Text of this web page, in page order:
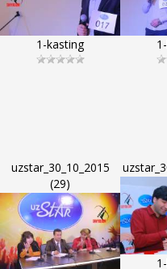
1-kasting
uzstar_30_10_2015
(29)